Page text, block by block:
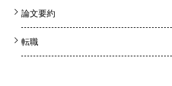
論文要約
転職